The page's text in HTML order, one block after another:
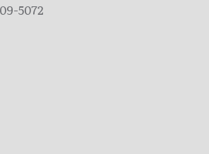
5072